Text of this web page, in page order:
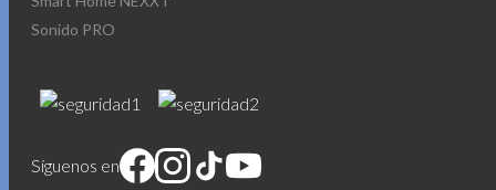
Sonido PRO
Síguenos en